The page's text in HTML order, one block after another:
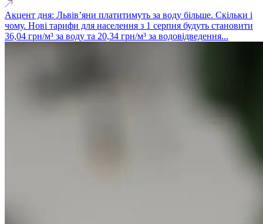
Акцент дня: Львів’яни платитимуть за воду більше. Скільки і
чому. Нові тарифи для населення з 1 серпня будуть становити
36,04 грн/м³ за воду та 20,34 грн/м³ за водовідведення...